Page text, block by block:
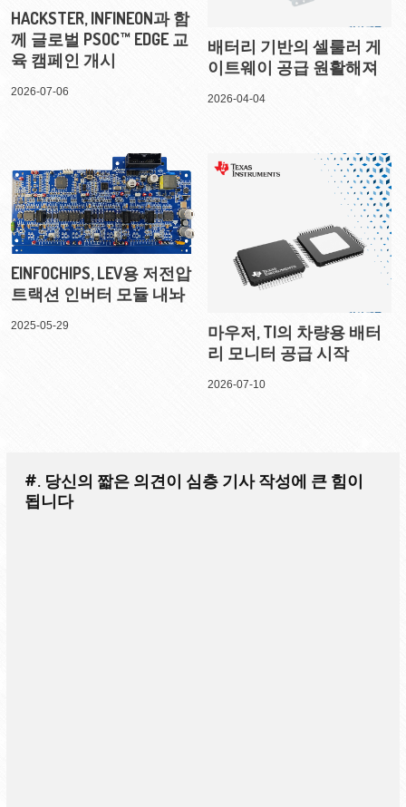
HACKSTER, INFINEON과 함
께 글로벌 PSOC™ EDGE 교
육 캠페인 개시
2026-07-06
배터리 기반의 셀룰러 게
이트웨이 공급 원활해져
2026-04-04
EINFOCHIPS, LEV용 저전압
트랙션 인버터 모듈 내놔
2025-05-29
마우저, TI의 차량용 배터
리 모니터 공급 시작
2026-07-10
#. 당신의 짧은 의견이 심층 기사 작성에 큰 힘이
됩니다